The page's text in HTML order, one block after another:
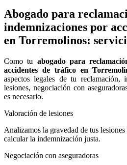
Abogado para
indemnizaciones por
en Torremolinos:
Como tu abogado para
accidentes de tráfico en
aspectos legales de tu reclamación,
lesiones, negociación con
es necesario.
Valoración de lesiones
Analizamos la gravedad de tus
calcular la indemnización justa.
Negociación con aseguradoras